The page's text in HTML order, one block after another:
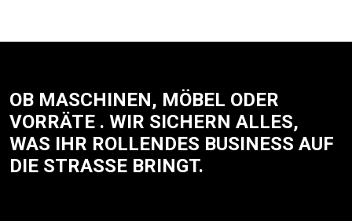
OB MASCHINEN, MÖBEL ODER
VORRÄTE . WIR SICHERN ALLES,
WAS IHR ROLLENDES BUSINESS AUF
DIE STRASSE BRINGT.